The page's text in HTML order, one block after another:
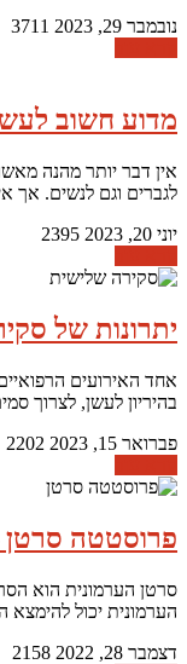
נובמבר 29, 2023
מדוע חשוב
אין דבר יותר מהנה
לגברים וגם לנשים. אך
יוני 20, 2023
יתרונות של
אחד האירועים
בהיריון לעשן, לצרוך
פברואר 15, 2023
פרוסטטה סרטן
סרטן הערמונית הוא
הערמונית יכול להימצא
דצמבר 28, 2022